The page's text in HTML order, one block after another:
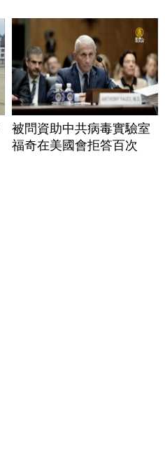
被問資助中共病毒實驗室
福奇在美國會拒答百次